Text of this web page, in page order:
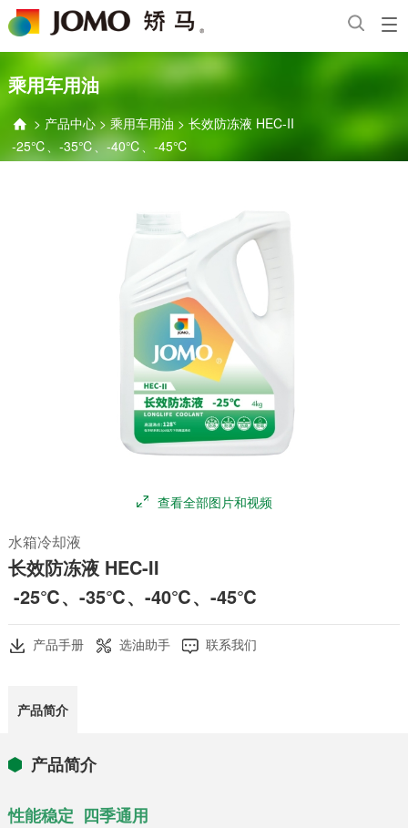
乘用车用油
 > 产品中心 >乘用车用油 >长效防冻液 HEC-II
-25℃、-35℃、-40℃、-45℃
查看全部图片和视频
水箱冷却液
长效防冻液 HEC-II
-25℃、-35℃、-40℃、-45℃
产品手册 选油助手 联系我们
产品简介
产品简介
性能稳定 四季通用